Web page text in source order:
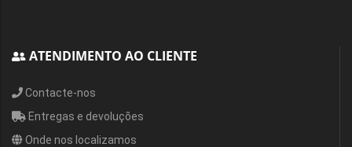
ATENDIMENTO AO CLIENTE
Contacte-nos
Entregas e devoluções
Onde nos localizamos